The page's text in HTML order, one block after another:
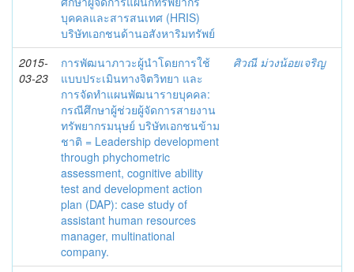
บุคคลและสารสนเทศ (HRIS)
บริษัทเอกชนด้านอสังหาริมทรัพย์
2015-
03-23
การพัฒนาภาวะผู้นำโดยการใช้
แบบประเมินทางจิตวิทยา และ
การจัดทำแผนพัฒนารายบุคคล:
กรณีศึกษาผู้ช่วยผู้จัดการสายงาน
ทรัพยากรมนุษย์ บริษัทเอกชนข้าม
ชาติ = Leadership development
through phychometric
assessment, cognitive ability
test and development action
plan (DAP): case study of
assistant human resources
manager, multinational
company.
ศิวณี ม่วงน้อยเจริญ